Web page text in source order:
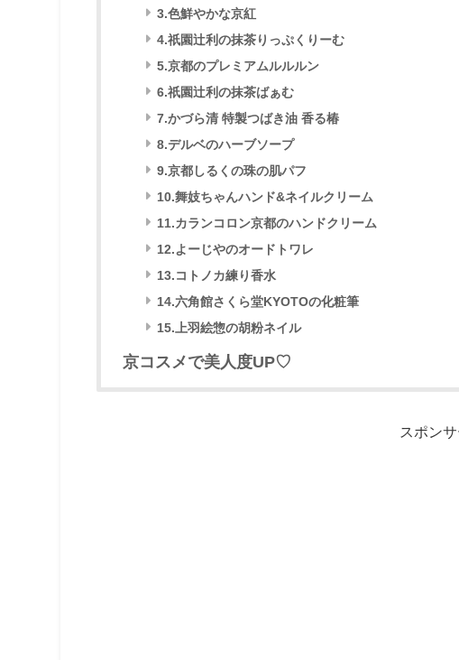
3.色鮮やかな京紅
4.祇園辻利の抹茶りっぷくりーむ
5.京都のプレミアムルルルン
6.祇園辻利の抹茶ばぁむ
7.かづら清 特製つばき油 香る椿
8.デルベのハーブソープ
9.京都しるくの珠の肌パフ
10.舞妓ちゃんハンド&ネイルクリーム
11.カランコロン京都のハンドクリーム
12.よーじやのオードトワレ
13.コトノカ練り香水
14.六角館さくら堂KYOTOの化粧筆
15.上羽絵惣の胡粉ネイル
京コスメで美人度UP♡
スポン